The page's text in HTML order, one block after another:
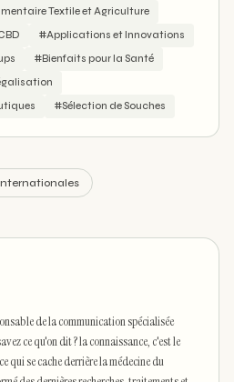
Textile et Agriculture
#Applications et Innovations
#Bienfaits pour la Santé
#Sélection de Souches
de la communication spécialisée
ce qu'on dit ? la connaissance, c'est le
qui se cache derrière la médecine du